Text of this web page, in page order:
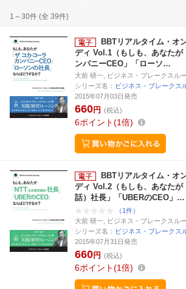
1～30件 (全 39件)
BBTリアルタイム・オ
ディ Vol.1（もしも、あなたが
ンパニーCEO」「ローソ…
大前 研一, ビジネス・ブレークスル
シリーズ名： ビジネス・ブレークス
2015年07月03日発売
660円 (税込)
6ポイント 1倍
BBTリアルタイム・オ
ディ Vol.2（もしも、あなたが
話）社長」「UBERのCEO」…
（1件）
大前 研一, ビジネス・ブレークスル
シリーズ名： ビジネス・ブレークス
2015年07月31日発売
660円 (税込)
6ポイント 1倍